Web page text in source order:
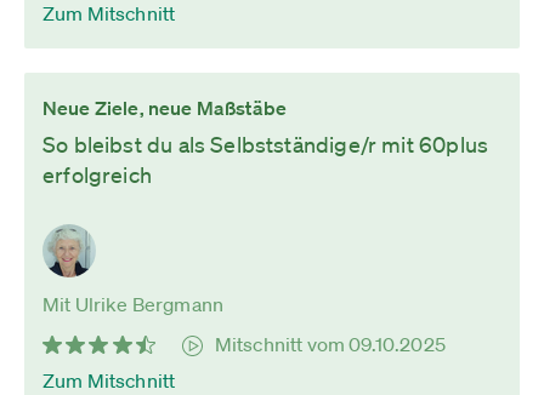
Zum Mitschnitt
Neue Ziele, neue Maßstäbe
So bleibst du als Selbstständige/r mit 60plus
erfolgreich
Mit Ulrike Bergmann
Mitschnitt vom 09.10.2025
Zum Mitschnitt